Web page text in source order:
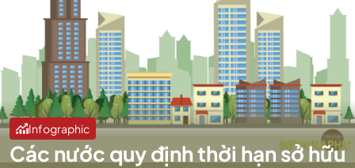
Infographic
Các nước quy định thời hạn sở hữu